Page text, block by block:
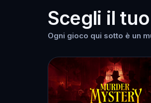
Scegli il
Ogni gioco qui sotto è un